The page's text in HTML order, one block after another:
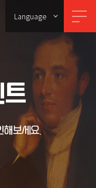
Language
해보세요.